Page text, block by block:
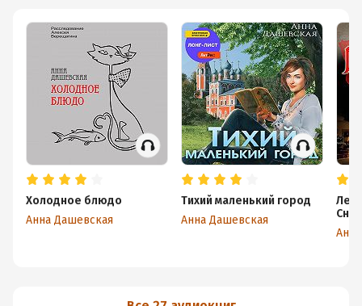
Холодное блюдо
Анна Дашевская
Тихий маленький город
Анна Дашевская